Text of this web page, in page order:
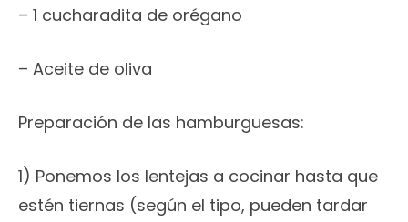
– 1 cucharadita de orégano
– Aceite de oliva
Preparación de las hamburguesas:
1) Ponemos los lentejas a cocinar hasta que
estén tiernas (según el tipo, pueden tardar